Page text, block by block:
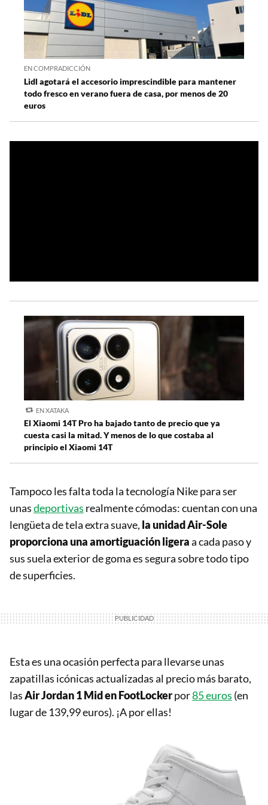
EN COMPRADICCIÓN
Lidl agotará el accesorio imprescindible para mantener
todo fresco en verano fuera de casa, por menos de 20
euros
EN XATAKA
El Xiaomi 14T Pro ha bajado tanto de precio que ya
cuesta casi la mitad. Y menos de lo que costaba al
principio el Xiaomi 14T
Tampoco les falta toda la tecnología Nike para ser
unasdeportivas realmente cómodas: cuentan con una
lengüeta de tela extra suave, la unidad Air-Sole
proporciona una amortiguación ligeraa cada paso y
sus suela exterior de goma es segura sobre todo tipo
de superficies.
Esta es una ocasión perfecta para llevarse unas
zapatillas icónicas actualizadas al precio más barato,
lasAir Jordan 1 Mid en FootLockerpor85 euros (en
lugar de 139,99 euros). ¡A por ellas!